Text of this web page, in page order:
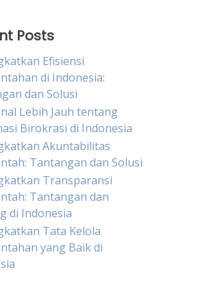
Posts
Efisiensi
di Indonesia:
dan Solusi
Lebih Jauh tentang
Birokrasi di Indonesia
Akuntabilitas
Tantangan dan Solusi
Transparansi
Tantangan dan
di Indonesia
Tata Kelola
yang Baik di